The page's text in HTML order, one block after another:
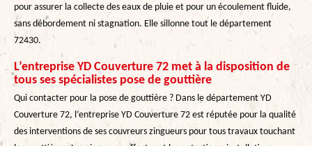
pour assurer la collecte des eaux de pluie et pour un écoulement fluide,
sans débordement ni stagnation. Elle sillonne tout le département
72430.
L’entreprise YD Couverture 72 met à la disposition de
tous ses spécialistes pose de gouttière
Qui contacter pour la pose de gouttière ? Dans le département YD
Couverture 72, l’entreprise YD Couverture 72 est réputée pour la qualité
des interventions de ses couvreurs zingueurs pour tous travaux touchant